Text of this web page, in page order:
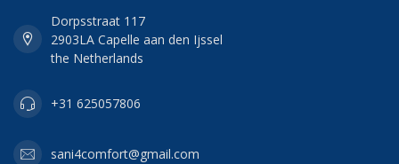
Dorpsstraat 117
2903LA Capelle aan den Ijssel
the Netherlands
+31 625057806
sani4comfort@gmail.com